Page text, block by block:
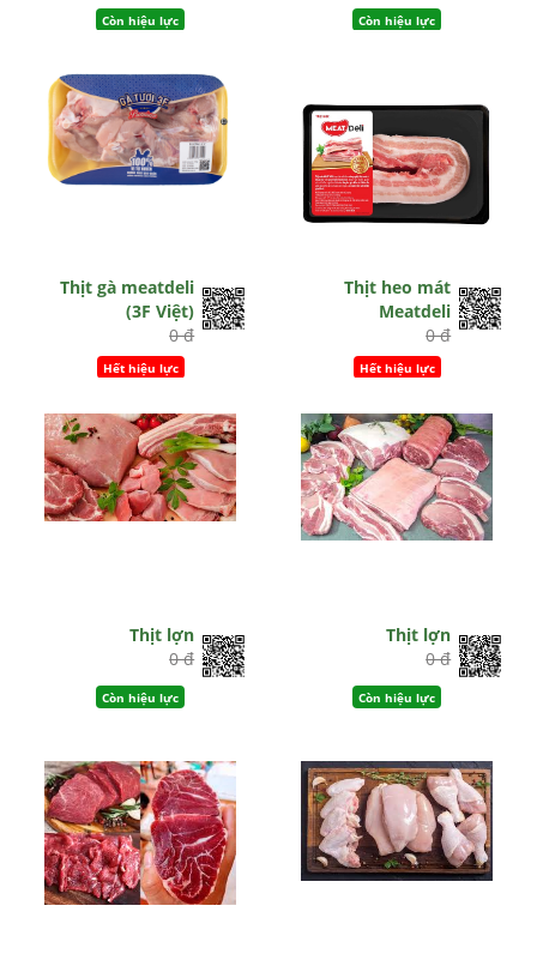
Còn hiệu lực Còn hiệu lực
Thịt gà meatdeli
(3F Việt)
0 đ
Hết hiệu lực
Thịt heo mát
Meatdeli
0 đ
Hết hiệu lực
Thịt lợn
0 đ
Còn hiệu lực
Thịt lợn
0 đ
Còn hiệu lực